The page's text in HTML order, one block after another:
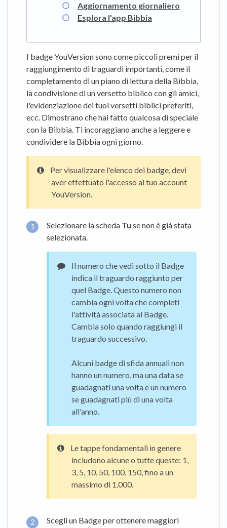
Aggiornamento giornaliero
Esplora l'app Bibbia
I badge YouVersion sono come piccoli premi per il
raggiungimento di traguardi importanti, come il
completamento di un piano di lettura della Bibbia,
la condivisione di un versetto biblico con gli amici,
l'evidenziazione dei tuoi versetti biblici preferiti,
ecc. Dimostrano che hai fatto qualcosa di speciale
con la Bibbia. Ti incoraggiano anche a leggere e
condividere la Bibbia ogni giorno.
Per visualizzare l'elenco dei badge, devi
aver effettuato l'accesso al tuo account
YouVersion.
Selezionare la scheda Tu se non è già stata
selezionata.
Il numero che vedi sotto il Badge
indica il traguardo raggiunto per
quel Badge. Questo numero non
cambia ogni volta che completi
l'attività associata al Badge.
Cambia solo quando raggiungi il
traguardo successivo.
Alcuni badge di sfida annuali non
hanno un numero, ma una data se
guadagnati una volta e un numero
se guadagnati più di una volta
all'anno.
Le tappe fondamentali in genere
includono alcune o tutte queste: 1,
3, 5, 10, 50, 100, 150, fino a un
massimo di 1.000.
Scegli un Badge per ottenere maggiori